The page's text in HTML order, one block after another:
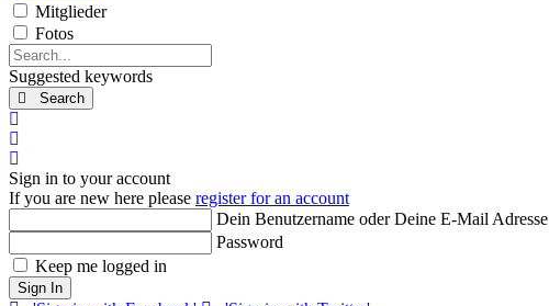
Mitglieder
Fotos
Search...
Suggested keywords
Search
Sign in to your account
If you are new here please register for an account
Dein Benutzername oder Deine E-Mail Adresse
Password
Keep me logged in
Sign In